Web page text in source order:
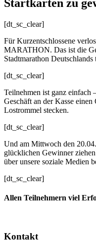
Startkarten zu
[dt_sc_clear]
Für Kurzentschlossene
MARATHON. Das ist die
Stadtmarathon Deutschlands
[dt_sc_clear]
Teilnehmen ist ganz einfach
Geschäft an der Kasse
Lostrommel stecken.
[dt_sc_clear]
Und am Mittwoch den
glücklichen Gewinner
über unsere soziale Medien
[dt_sc_clear]
Allen Teilnehmern viel
Kontakt